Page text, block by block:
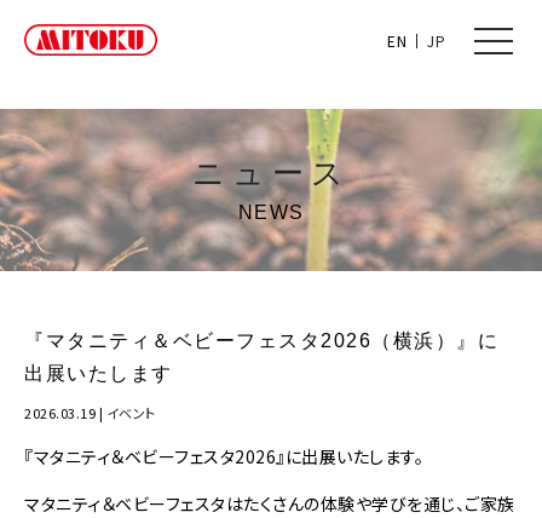
EN JP
toggle
ニュース
NEWS
『マタニティ＆ベビーフェスタ2026（横浜）』に
出展いたします
2026.03.19| イベント
『マタニティ＆ベビーフェスタ2026』に出展いたします。
マタニティ＆ベビーフェスタはたくさんの体験や学びを通じ、ご家族